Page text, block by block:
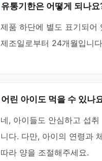
유통기한은 어떻게 되나요
제품 하단에 별도 표기되어
제조일로부터 24개월입니
어린 아이도 먹을 수 있나
네, 아이들도 안심하고 섭취
니다. 다만, 아이의 연령과
따라 양을 조절해주세요.